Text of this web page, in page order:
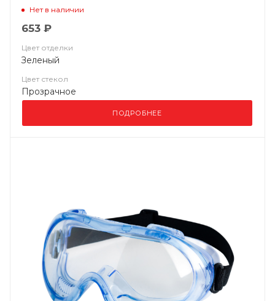
РС) 24137
Нет в наличии
653 ₽
Цвет отделки
Зеленый
Цвет стекол
Прозрачное
ПОДРОБНЕЕ